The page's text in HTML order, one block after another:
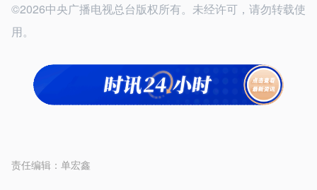
©2026中央广播电视总台版权所有。未经许可，请勿转载使
用。
责任编辑： 单宏鑫